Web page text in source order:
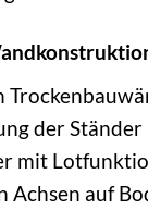
der Ständer
mit
Achsen auf